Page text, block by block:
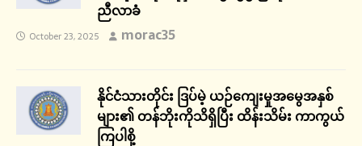
ညီလာခံ
October 23, 2025 morac35
နိုင်ငံသားတိုင်း ဒြပ်မဲ့ ယဉ်ကျေးမှုအမွေအနှစ်
များ၏ တန်ဘိုးကိုသိရှိပြီး ထိန်းသိမ်း ကာကွယ်
ကြပါစို့